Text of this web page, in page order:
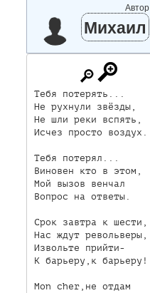
Автор
Михаил
Тебя потерять...
Не рухнули звёзды,
Не шли реки вспять,
Исчез просто воздух.
Тебя потерял...
Виновен кто в этом,
Мой вызов венчал
Вопрос на ответы.
Срок завтра к шести,
Нас ждут револьверы,
Извольте прийти-
К барьеру,к барьеру!
Mon cher,не отдам